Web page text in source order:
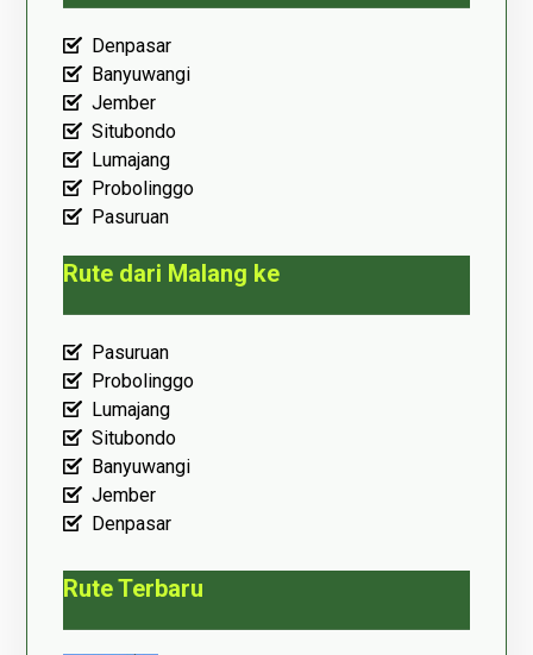
Denpasar
Banyuwangi
Jember
Situbondo
Lumajang
Probolinggo
Pasuruan
Rute dari Malang ke
Pasuruan
Probolinggo
Lumajang
Situbondo
Banyuwangi
Jember
Denpasar
Rute Terbaru